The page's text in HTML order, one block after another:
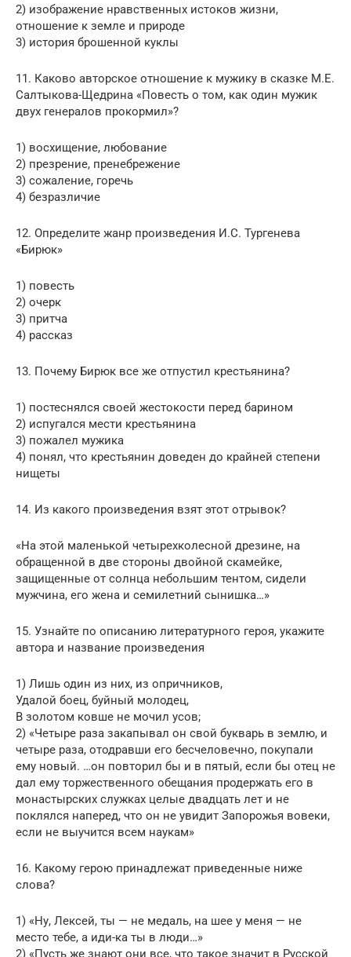
2) изображение нравственных истоков жизни,
отношение к земле и природе
3) история брошенной куклы
11. Каково авторское отношение к мужику в сказке М.Е.
Салтыкова-Щедрина «Повесть о том, как один мужик
двух генералов прокормил»?
1) восхищение, любование
2) презрение, пренебрежение
3) сожаление, горечь
4) безразличие
12. Определите жанр произведения И.С. Тургенева
«Бирюк»
1) повесть
2) очерк
3) притча
4) рассказ
13. Почему Бирюк все же отпустил крестьянина?
1) постеснялся своей жестокости перед барином
2) испугался мести крестьянина
3) пожалел мужика
4) понял, что крестьянин доведен до крайней степени
нищеты
14. Из какого произведения взят этот отрывок?
«На этой маленькой четырехколесной дрезине, на
обращенной в две стороны двойной скамейке,
защищенные от солнца небольшим тентом, сидели
мужчина, его жена и семилетний сынишка…»
15. Узнайте по описанию литературного героя, укажите
автора и название произведения
1) Лишь один из них, из опричников,
Удалой боец, буйный молодец,
В золотом ковше не мочил усов;
2) «Четыре раза закапывал он свой букварь в землю, и
четыре раза, отодравши его бесчеловечно, покупали
ему новый. …он повторил бы и в пятый, если бы отец не
дал ему торжественного обещания продержать его в
монастырских служках целые двадцать лет и не
поклялся наперед, что он не увидит Запорожья вовеки,
если не выучится всем наукам»
16. Какому герою принадлежат приведенные ниже
слова?
1) «Ну, Лексей, ты — не медаль, на шее у меня — не
место тебе, а иди-ка ты в люди…»
2) «Пусть же знают они все, что такое значит в Русской